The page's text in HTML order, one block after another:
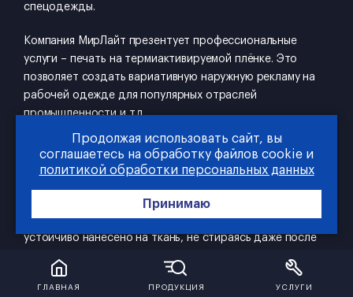
ГЛАВНАЯ ПРОДУКЦИЯ УСЛУГИ
спецодежды.
Компания МирЛайт презентует профессиональные
услуги – печать на термиактивируемой плёнке. Это
позволяет создать вариативную наружную рекламу на
рабочей одежде для популярных отраслей
промышленности и т.д.
Рабочая спецодежда часто отличается материалом
изготовления. В онлайн каталоге МирЛайт
предназначенные для оптимального формата печати.
Клиенты могут быть уверены, что изображение будет
устойчиво нанесено на ткань, не стираясь даже после
упомянутые услуги можно в Москве, заказав их на сайте
или посетив специализированный магазин МирЛайт.
Продолжая использовать сайт, вы
соглашаетесь на обработку файлов cookie и
политикой обработки персональных данных
Принимаю